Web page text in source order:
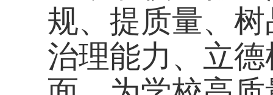
望，新的一年，学校
位老师的学习力和创
展之路走得更稳更深